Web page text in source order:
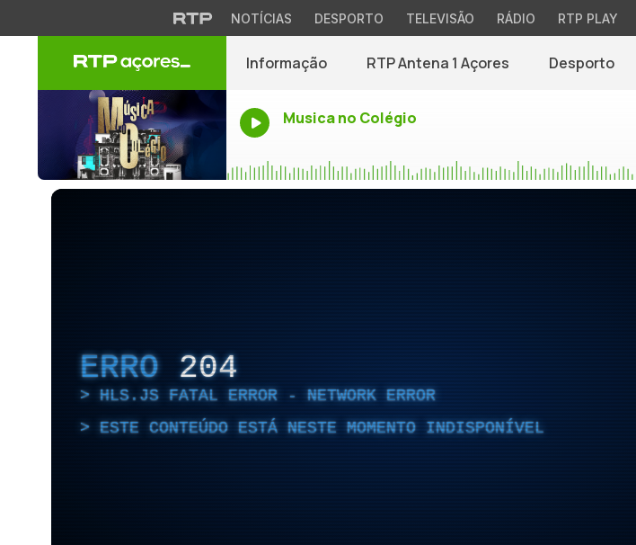
NOTÍCIAS DESPORTO TELEVISÃO RÁDIO RTP PLAY
Informação RTP Antena 1 Açores Desporto
Musica no Colégio
ERRO 204
HLS.JS FATAL ERROR - NETWORK ERROR
ESTE CONTEÚDO ESTÁ NESTE MOMENTO INDISPONÍVEL